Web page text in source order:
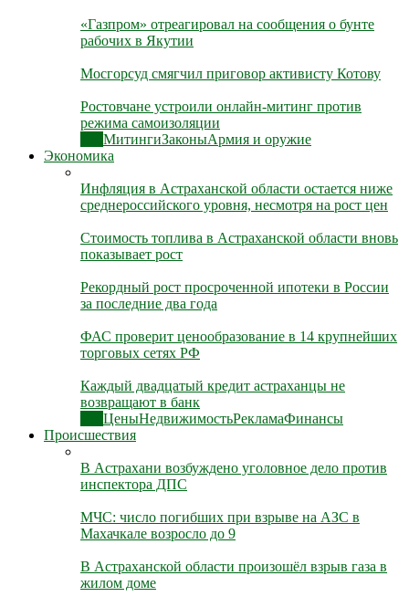
«Газпром» отреагировал на сообщения о бунте
рабочих в Якутии
Мосгорсуд смягчил приговор активисту Котову
Ростовчане устроили онлайн-митинг против
режима самоизоляции
МитингиЗаконыАрмия и оружие
Экономика
Инфляция в Астраханской области остается ниже
среднероссийского уровня, несмотря на рост цен
Стоимость топлива в Астраханской области вновь
показывает рост
Рекордный рост просроченной ипотеки в России
за последние два года
ФАС проверит ценообразование в 14 крупнейших
торговых сетях РФ
Каждый двадцатый кредит астраханцы не
возвращают в банк
ЦеныНедвижимостьРекламаФинансы
Происшествия
В Астрахани возбуждено уголовное дело против
инспектора ДПС
МЧС: число погибших при взрыве на АЗС в
Махачкале возросло до 9
В Астраханской области произошёл взрыв газа в
жилом доме